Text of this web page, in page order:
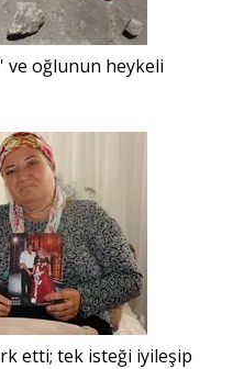
ve oğlunun heykeli
etti; tek isteği iyileşip